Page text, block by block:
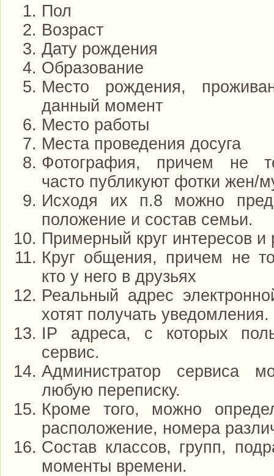
Пол
Возраст
Дату рождения
Образование
Место рождения,
данный момент
Место работы
Места проведения досуга
Фотография, причем не
часто публикуют фотки жен/
Исходя их п.8 можно
положение и состав семьи.
Примерный круг интересов и
Круг общения, причем не
кто у него в друзьях
Реальный адрес
хотят получать уведомления.
IP адреса, с которых
сервис.
Администратор сервиса
любую переписку.
Кроме того, можно
расположение, номера
Состав классов, групп,
моменты времени.